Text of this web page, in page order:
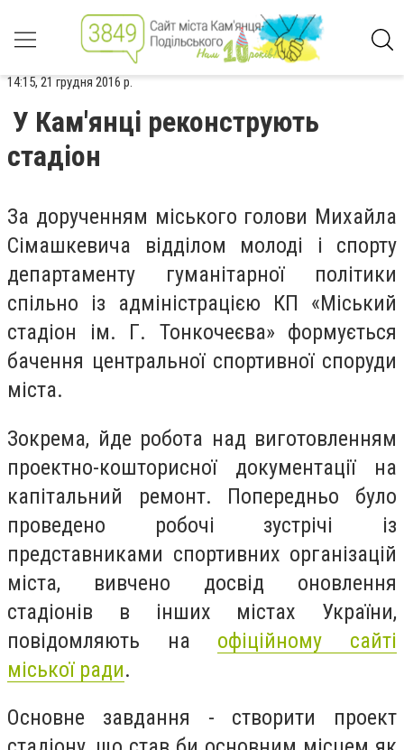
14:15, 21 грудня 2016 р.
У Кам'янці реконструють
стадіон
За дорученням міського голови Михайла
Сімашкевича відділом молоді і спорту
департаменту гуманітарної політики
спільно із адміністрацією КП «Міський
стадіон ім. Г. Тонкочеєва» формується
бачення центральної спортивної споруди
міста.
Зокрема, йде робота над виготовленням
проектно-кошторисної документації на
капітальний ремонт. Попередньо було
проведено робочі зустрічі із
представниками спортивних організацій
міста, вивчено досвід оновлення
стадіонів в інших містах України,
повідомляють на офіційному сайті
міської ради.
Основне завдання - створити проект